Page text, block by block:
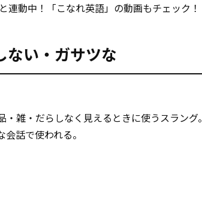
連動中！「こなれ英語」の動画もチェック！
い・ガサツな
・雑・だらしなく見えるときに使うスラング。
会話で使われる。